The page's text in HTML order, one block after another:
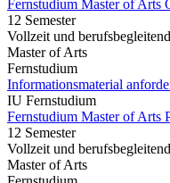
Fernstudium Master of Arts
12 Semester
Vollzeit und berufsbegleitend
Master of Arts
Fernstudium
Informationsmaterial
IU Fernstudium
Fernstudium Master of Arts
12 Semester
Vollzeit und berufsbegleitend
Master of Arts